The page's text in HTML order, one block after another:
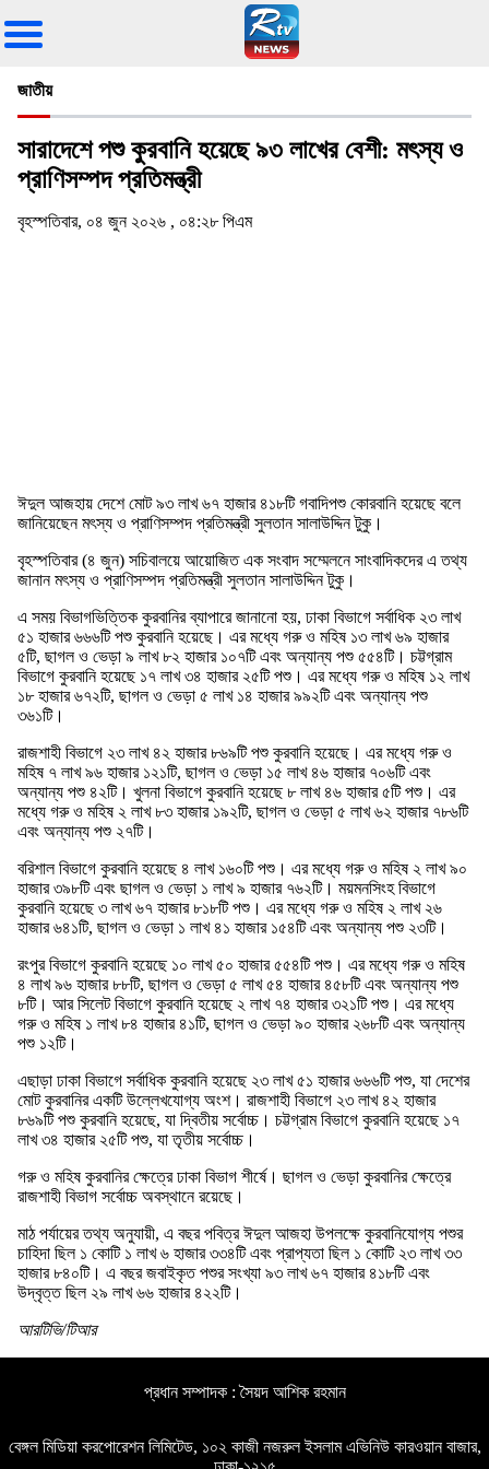
জাতীয়
সারাদেশে পশু কুরবানি হয়েছে ৯৩ লাখের বেশী: মৎস্য ও
প্রাণিসম্পদ প্রতিমন্ত্রী
বৃহস্পতিবার, ০৪ জুন ২০২৬ , ০৪:২৮ পিএম
ঈদুল আজহায় দেশে মোট ৯৩ লাখ ৬৭ হাজার ৪১৮টি গবাদিপশু কোরবানি হয়েছে বলে
জানিয়েছেন মৎস্য ও প্রাণিসম্পদ প্রতিমন্ত্রী সুলতান সালাউদ্দিন টুকু।
বৃহস্পতিবার (৪ জুন) সচিবালয়ে আয়োজিত এক সংবাদ সম্মেলনে সাংবাদিকদের এ তথ্য
জানান মৎস্য ও প্রাণিসম্পদ প্রতিমন্ত্রী সুলতান সালাউদ্দিন টুকু।
এ সময় বিভাগভিত্তিক কুরবানির ব্যাপারে জানানো হয়, ঢাকা বিভাগে সর্বাধিক ২৩ লাখ
৫১ হাজার ৬৬৬টি পশু কুরবানি হয়েছে। এর মধ্যে গরু ও মহিষ ১৩ লাখ ৬৯ হাজার
৫টি, ছাগল ও ভেড়া ৯ লাখ ৮২ হাজার ১০৭টি এবং অন্যান্য পশু ৫৫৪টি। চট্টগ্রাম
বিভাগে কুরবানি হয়েছে ১৭ লাখ ৩৪ হাজার ২৫টি পশু। এর মধ্যে গরু ও মহিষ ১২ লাখ
১৮ হাজার ৬৭২টি, ছাগল ও ভেড়া ৫ লাখ ১৪ হাজার ৯৯২টি এবং অন্যান্য পশু
৩৬১টি।
রাজশাহী বিভাগে ২৩ লাখ ৪২ হাজার ৮৬৯টি পশু কুরবানি হয়েছে। এর মধ্যে গরু ও
মহিষ ৭ লাখ ৯৬ হাজার ১২১টি, ছাগল ও ভেড়া ১৫ লাখ ৪৬ হাজার ৭০৬টি এবং
অন্যান্য পশু ৪২টি। খুলনা বিভাগে কুরবানি হয়েছে ৮ লাখ ৪৬ হাজার ৫টি পশু। এর
মধ্যে গরু ও মহিষ ২ লাখ ৮৩ হাজার ১৯২টি, ছাগল ও ভেড়া ৫ লাখ ৬২ হাজার ৭৮৬টি
এবং অন্যান্য পশু ২৭টি।
বরিশাল বিভাগে কুরবানি হয়েছে ৪ লাখ ১৬০টি পশু। এর মধ্যে গরু ও মহিষ ২ লাখ ৯০
হাজার ৩৯৮টি এবং ছাগল ও ভেড়া ১ লাখ ৯ হাজার ৭৬২টি। ময়মনসিংহ বিভাগে
কুরবানি হয়েছে ৩ লাখ ৬৭ হাজার ৮১৮টি পশু। এর মধ্যে গরু ও মহিষ ২ লাখ ২৬
হাজার ৬৪১টি, ছাগল ও ভেড়া ১ লাখ ৪১ হাজার ১৫৪টি এবং অন্যান্য পশু ২৩টি।
রংপুর বিভাগে কুরবানি হয়েছে ১০ লাখ ৫০ হাজার ৫৫৪টি পশু। এর মধ্যে গরু ও মহিষ
৪ লাখ ৯৬ হাজার ৮৮টি, ছাগল ও ভেড়া ৫ লাখ ৫৪ হাজার ৪৫৮টি এবং অন্যান্য পশু
৮টি। আর সিলেট বিভাগে কুরবানি হয়েছে ২ লাখ ৭৪ হাজার ৩২১টি পশু। এর মধ্যে
গরু ও মহিষ ১ লাখ ৮৪ হাজার ৪১টি, ছাগল ও ভেড়া ৯০ হাজার ২৬৮টি এবং অন্যান্য
পশু ১২টি।
এছাড়া ঢাকা বিভাগে সর্বাধিক কুরবানি হয়েছে ২৩ লাখ ৫১ হাজার ৬৬৬টি পশু, যা দেশের
মোট কুরবানির একটি উল্লেখযোগ্য অংশ। রাজশাহী বিভাগে ২৩ লাখ ৪২ হাজার
৮৬৯টি পশু কুরবানি হয়েছে, যা দ্বিতীয় সর্বোচ্চ। চট্টগ্রাম বিভাগে কুরবানি হয়েছে ১৭
লাখ ৩৪ হাজার ২৫টি পশু, যা তৃতীয় সর্বোচ্চ।
গরু ও মহিষ কুরবানির ক্ষেত্রে ঢাকা বিভাগ শীর্ষে। ছাগল ও ভেড়া কুরবানির ক্ষেত্রে
রাজশাহী বিভাগ সর্বোচ্চ অবস্থানে রয়েছে।
মাঠ পর্যায়ের তথ্য অনুযায়ী, এ বছর পবিত্র ঈদুল আজহা উপলক্ষে কুরবানিযোগ্য পশুর
চাহিদা ছিল ১ কোটি ১ লাখ ৬ হাজার ৩৩৪টি এবং প্রাপ্যতা ছিল ১ কোটি ২৩ লাখ ৩৩
হাজার ৮৪০টি। এ বছর জবাইকৃত পশুর সংখ্যা ৯৩ লাখ ৬৭ হাজার ৪১৮টি এবং
উদ্বৃত্ত ছিল ২৯ লাখ ৬৬ হাজার ৪২২টি।
আরটিভি/টিআর
প্রধান সম্পাদক : সৈয়দ আশিক রহমান
বেঙ্গল মিডিয়া করপোরেশন লিমিটেড, ১০২ কাজী নজরুল ইসলাম এভিনিউ কারওয়ান বাজার,